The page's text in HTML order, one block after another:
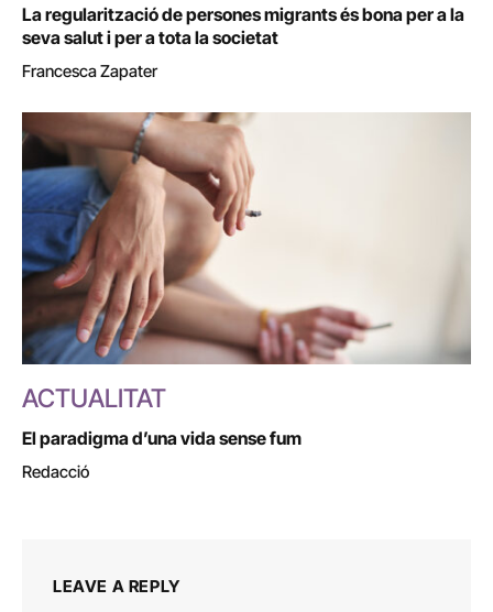
La regularització de persones migrants és bona per a la
seva salut i per a tota la societat
Francesca Zapater
ACTUALITAT
El paradigma d’una vida sense fum
Redacció
LEAVE A REPLY